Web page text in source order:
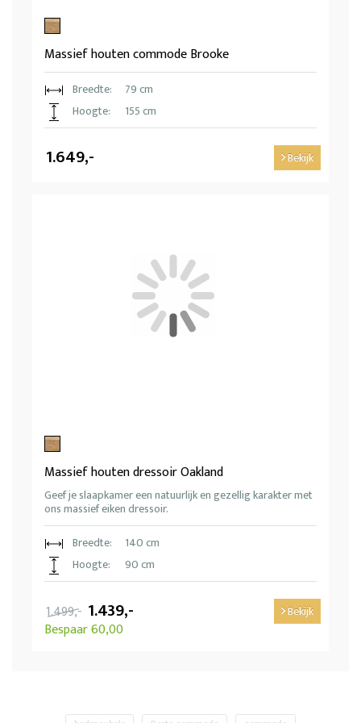
Massief houten commode Brooke
Breedte:
79 cm
Hoogte:
155 cm
1.649,- Bekijk
Massief houten dressoir Oakland
Geef je slaapkamer een natuurlijk en gezellig karakter met
ons massief eiken dressoir.
Breedte:
140 cm
Hoogte:
90 cm
1.499,- 1.439,-
Bespaar 60,00
Bekijk